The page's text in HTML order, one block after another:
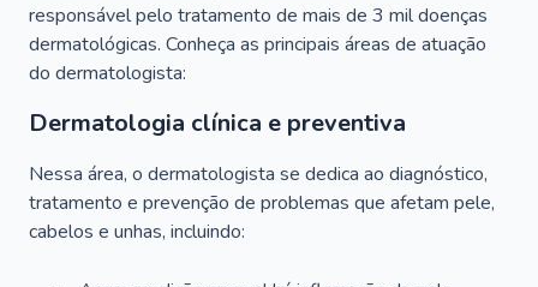
responsável pelo tratamento de mais de 3 mil doenças
dermatológicas. Conheça as principais áreas de atuação
do dermatologista:
Dermatologia clínica e preventiva
Nessa área, o dermatologista se dedica ao diagnóstico,
tratamento e prevenção de problemas que afetam pele,
cabelos e unhas, incluindo: